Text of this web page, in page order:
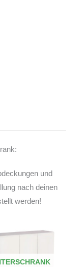
und
nach deinen
werden!